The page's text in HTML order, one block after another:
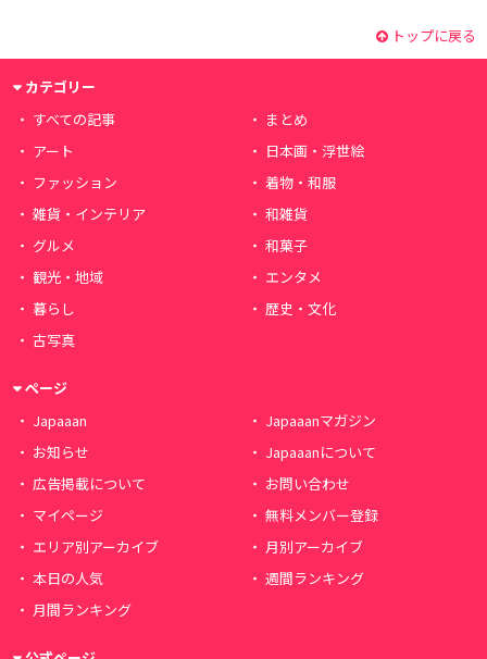
トップに戻る
カテゴリー
すべての記事
まとめ
アート
日本画・浮世絵
ファッション
着物・和服
雑貨・インテリア
和雑貨
グルメ
和菓子
観光・地域
エンタメ
暮らし
歴史・文化
古写真
ページ
Japaaan
Japaaanマガジン
お知らせ
Japaaanについて
広告掲載について
お問い合わせ
マイページ
無料メンバー登録
エリア別アーカイブ
月別アーカイブ
本日の人気
週間ランキング
月間ランキング